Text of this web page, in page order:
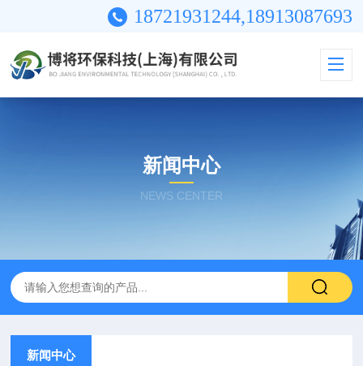
18721931244,18913087693
新闻中心
NEWS CENTER
新闻中心